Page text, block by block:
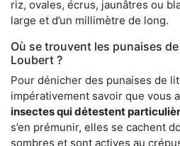
riz, ovales, écrus, jaunâtres ou
large et d’un millimètre de long.
Où se trouvent les punaises
Loubert ?
Pour dénicher des punaises de
impérativement savoir que vous
insectes qui détestent
s’en prémunir, elles se cachent
sombres et sont actives au